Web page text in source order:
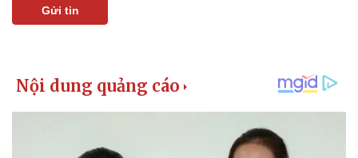
Doanh nghiệp
Vì cộng đồng
Trải nghiệm
Chuyển đổi số
Gửi tin